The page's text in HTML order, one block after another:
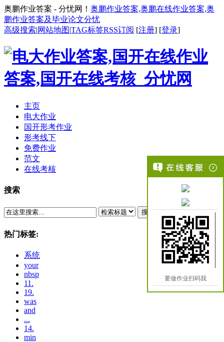
奥鹏作业答案 - 分忧网！ 奥鹏作业答案,奥鹏在线作业答案,奥
鹏作业答案及毕业论文分忧
高级搜索|网站地图|TAG标签RSS订阅 [注册] [登录]
主页
电大作业
国开形考作业
形考线下
免费作业
范文
在线考核
搜索
搜索
热门标签:
系统
your
nbsp
11.
19.
was
and
...
14.
min
要做作业扫码我